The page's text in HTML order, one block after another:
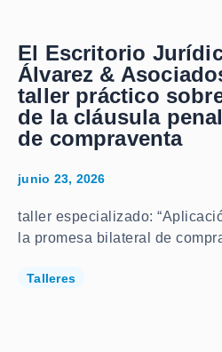
El Escritorio
Álvarez &
taller práctico
de la cláusula
de compraventa
junio 23, 2026
taller especializado:
la promesa bilateral de
Talleres